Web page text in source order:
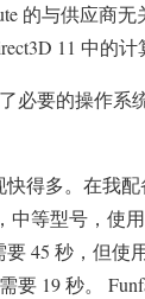
的与供应商
11 中的计
必要的操作系
得多。在我配
中等型号，使
要 45 秒，但使
要 19 秒。